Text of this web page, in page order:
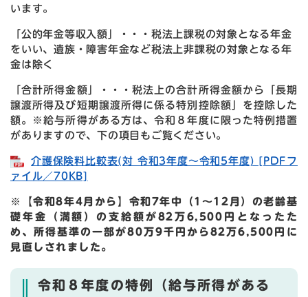
います。
「公的年金等収入額」・・・税法上課税の対象となる年金
をいい、遺族・障害年金など税法上非課税の対象となる年
金は除く
「合計所得金額」・・・税法上の合計所得金額から「長期
譲渡所得及び短期譲渡所得に係る特別控除額」を控除した
額。※給与所得がある方は、令和８年度に限った特例措置
がありますので、下の項目もご覧ください。
介護保険料比較表(対 令和3年度～令和5年度) [PDFフ
ァイル／70KB]
※【令和8年4月から】令和7年中（1～12月）の老齢基
礎年金（満額）の支給額が82万6,500円​となったた
め、所得基準の一部が80万9千円から82万6,500円​​に
見直しされました。
令和８年度の特例（給与所得がある